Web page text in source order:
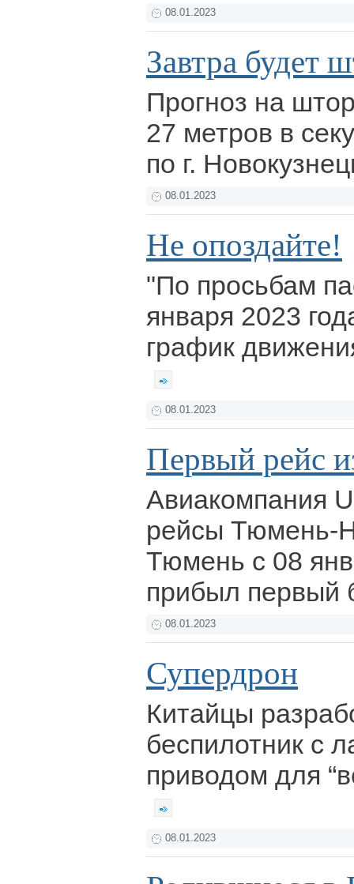
08.01.2023
Завтра будет
Прогноз на
27 метров в
по г.
08.01.2023
Не опоздайте!
"По просьбам
января 2023
график
08.01.2023
Первый рейс
Авиакомпания
рейсы Тюмень-
Тюмень с 08
прибыл первый
08.01.2023
Супердрон
Китайцы
беспилотник с
приводом для
08.01.2023